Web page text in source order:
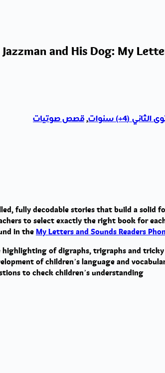
and His Dog: My
(4+) سنوات ,قصص صوتيات
fully decodable stories that build a solid
to select exactly the right book for
in theMy Letters and Sounds Readers
of digraphs, trigraphs and
of children’s language and
to check children’s understanding.